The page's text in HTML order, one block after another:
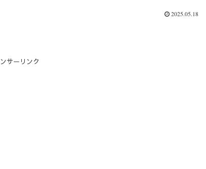
2025.05.18
サーリンク